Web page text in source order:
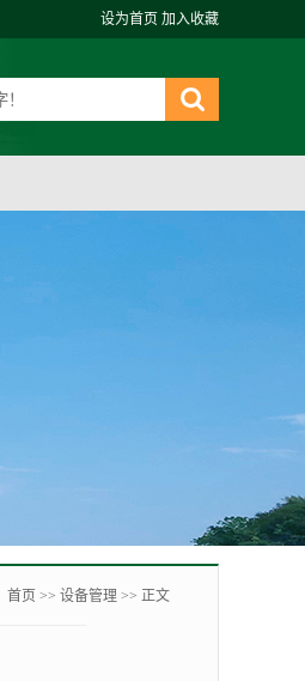
设为首页 加入收藏
首页 >> 设备管理 >> 正文